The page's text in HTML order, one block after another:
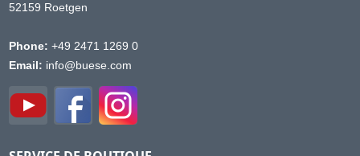
52159 Roetgen
Phone: +49 2471 1269 0
Email: info@buese.com